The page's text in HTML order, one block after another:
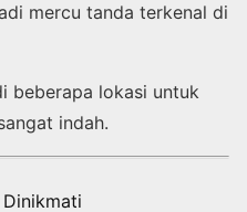
mercu tanda terkenal di
beberapa lokasi untuk
indah.